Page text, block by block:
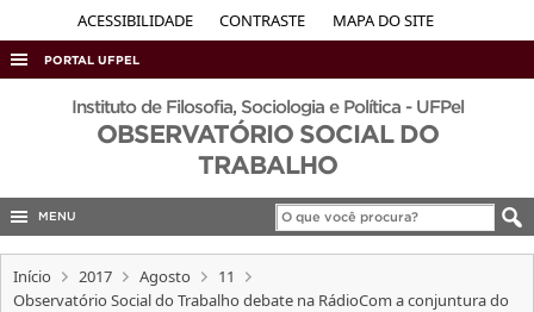
ACESSIBILIDADE CONTRASTE MAPA DO SITE
PORTAL UFPEL
ACESSO À INFORMAÇÃO
AUDITORIA
CONCURSOS
INTERNACIONAL
Instituto de Filosofia, Sociologia e Política - UFPel
OBSERVATÓRIO SOCIAL DO
TRABALHO
MENU
Início 2017 Agosto
11
Observatório Social do Trabalho debate na RádioCom a conjuntura do